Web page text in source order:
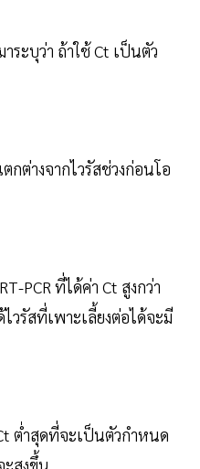
ระบุว่า ถ้าใช้ Ct เป็นตัว
กต่างจากไวรัสช่วงก่อนโอ
PCR ที่ได้ค่า Ct สูงกว่า
วรัสที่เพาะเลี้ยงต่อได้จะมี
ต่ำสุดที่จะเป็นตัวกำหนด